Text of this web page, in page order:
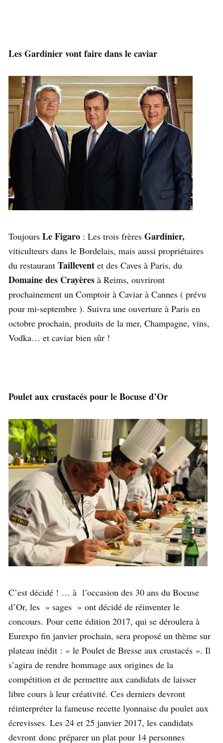
Les Gardinier vont faire dans le caviar
Toujours Le Figaro : Les trois frères Gardinier,
viticulteurs dans le Bordelais, mais aussi propriétaires
du restaurant Taillevent et des Caves à Paris, du
Domaine des Crayères à Reims, ouvriront
prochainement un Comptoir à Caviar à Cannes ( prévu
pour mi-septembre ). Suivra une ouverture à Paris en
octobre prochain, produits de la mer, Champagne, vins,
Vodka… et caviar bien sûr !
Poulet aux crustacés pour le Bocuse d’Or
C’est décidé ! … à l’occasion des 30 ans du Bocuse
d’Or, les » sages » ont décidé de réinventer le
concours. Pour cette édition 2017, qui se déroulera à
Eurexpo fin janvier prochain, sera proposé un thème sur
plateau inédit : « le Poulet de Bresse aux crustacés ». Il
s’agira de rendre hommage aux origines de la
compétition et de permettre aux candidats de laisser
libre cours à leur créativité. Ces derniers devront
réinterpréter la fameuse recette lyonnaise du poulet aux
écrevisses. Les 24 et 25 janvier 2017, les candidats
devront donc préparer un plat pour 14 personnes